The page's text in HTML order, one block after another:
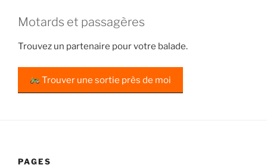
Motards et passagères
Trouvez un partenaire pour votre balade.
Trouver une sortie près de moi
PAGES